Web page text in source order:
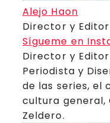
Alejo Haon
Director y
Sígueme en
Director y
Periodista y
de las series, el
cultura general,
Zeldero.